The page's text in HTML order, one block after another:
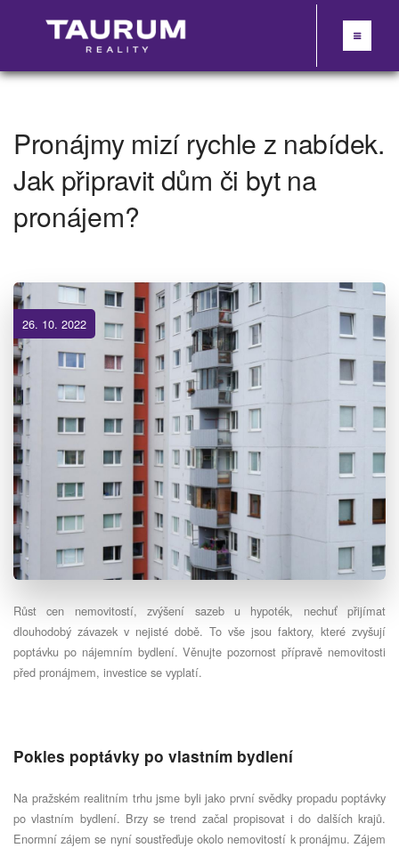
Pronájmy mizí rychle z nabídek.
Jak připravit dům či byt na
pronájem?
26. 10. 2022
Růst cen nemovitostí, zvýšení sazeb u hypoték, nechuť přijímat
dlouhodobý závazek v nejisté době. To vše jsou faktory, které zvyšují
poptávku po nájemním bydlení. Věnujte pozornost přípravě nemovitosti
před pronájmem, investice se vyplatí.
Pokles poptávky po vlastním bydlení
Na pražském realitním trhu jsme byli jako první svědky propadu poptávky
po vlastním bydlení. Brzy se trend začal propisovat i do dalších krajů.
Enormní zájem se nyní soustřeďuje okolo nemovitostí k pronájmu. Zájem